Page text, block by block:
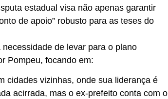
estadual visa não apenas garantir
de apoio” robusto para as teses do
de levar para o plano
Pompeu, focando em:
cidades vizinhas, onde sua liderança é
acirrada, mas o ex-prefeito conta com o